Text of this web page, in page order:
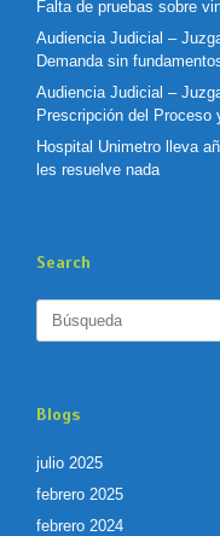
Falta de pruebas sobre
Audiencia Judicial –
Demanda sin
Audiencia Judicial –
Prescripción del Proceso
Hospital Unimetro lleva
les resuelve nada
Search
Buscar:
Blogs
julio 2025
febrero 2025
febrero 2024